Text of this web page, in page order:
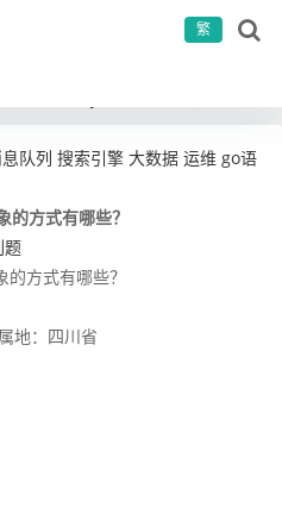
繁
队列 搜索引擎 大数据 运维 go语
的方式有哪些？
题
方式有哪些？
地：四川省